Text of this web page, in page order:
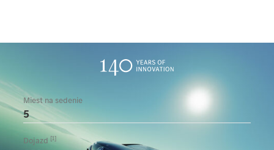
Miest na sedenie
5
Dojazd[1]